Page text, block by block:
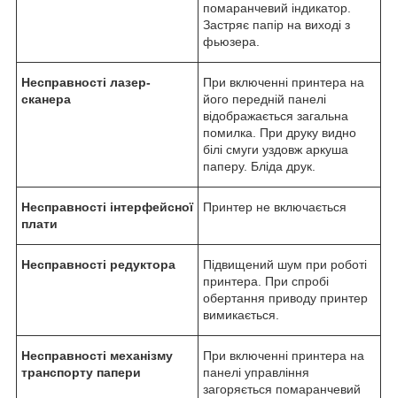
помаранчевий індикатор.
Застряє папір на виході з
фьюзера.
Несправності лазер-
сканера
При включенні принтера на
його передній панелі
відображається загальна
помилка. При друку видно
білі смуги уздовж аркуша
паперу. Бліда друк.
Несправності інтерфейсної
плати
Принтер не включається
Несправності редуктора
Підвищений шум при роботі
принтера. При спробі
обертання приводу принтер
вимикається.
Несправності механізму
транспорту папери
При включенні принтера на
панелі управління
загоряється помаранчевий